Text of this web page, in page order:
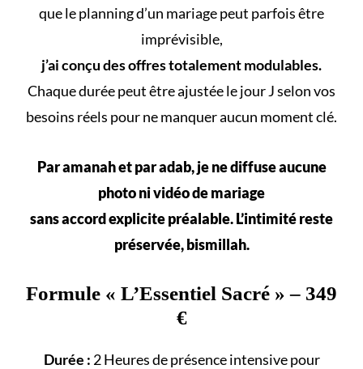
que leplanning d’un mariagepeut parfois être
imprévisible,
j’ai conçu des offres totalement modulables.
Chaque durée peut être ajustée le jour J selon vos
besoins réels pour ne manquer aucun moment clé.
Par amanah et par adab, je ne diffuse aucune
photo ni vidéo de mariage
sans accord explicite préalable. L’intimité reste
préservée, bismillah.
Formule « L’Essentiel Sacré » – 349
€
Durée : 2 Heures de présence intensive pour